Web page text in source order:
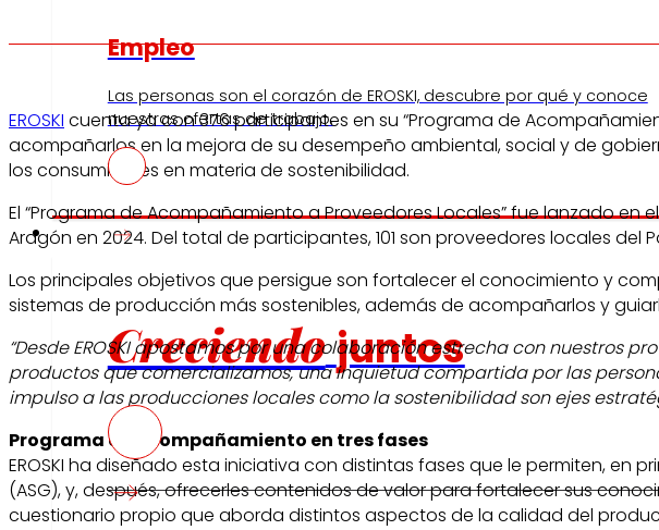
Empleo
Las personas son el corazón de EROSKI, descubre por qué y conoce
nuestras ofertas de trabajo.
Inversores
Creciendojuntos
EROSKI cuenta ya con 376 participantes en su “Programa de
acompañarlos en la mejora de su desempeño ambiental, social y de
los consumidores en materia de sostenibilidad.
El “Programa de Acompañamiento a Proveedores Locales” fue lanzado
Aragón en 2024. Del total de participantes, 101 son proveedores locales del
Los principales objetivos que persigue son fortalecer el conocimiento y
sistemas de producción más sostenibles, además de acompañarlos y
“Desde EROSKI apostamos por una colaboración estrecha con
productos que comercializamos, una inquietud compartida por las
impulso a las producciones locales como la sostenibilidad son ejes
Programa de Acompañamiento en tres fases
EROSKI ha diseñado esta iniciativa con distintas fases que le permiten,
(ASG), y, después, ofrecerles contenidos de valor para fortalecer sus
cuestionario propio que aborda distintos aspectos de la calidad del